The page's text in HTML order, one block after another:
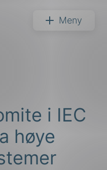
Meny
i IEC
høye